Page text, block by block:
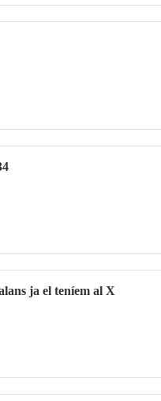
ja el teníem al X